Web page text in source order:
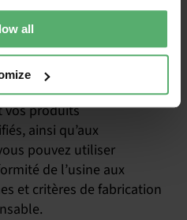
all
informatiques.
sociale et
la supply chain
sur le nombre de
usines d’assemblage
vos produits
ainsi qu’aux
pouvez utiliser
de l’usine aux
et critères de fabrication